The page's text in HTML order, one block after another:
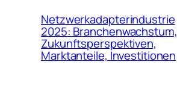
Netzwerkadapterindustrie
2025: Branchenwachstum,
Zukunftsperspektiven,
Marktanteile, Investitionen